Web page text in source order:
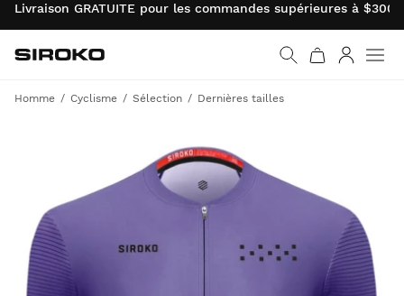
Livraison GRATUITE pour les commandes supérieures à
Retourner à la page
Siroko.com
Homme Cyclisme Sélection Dernières tailles